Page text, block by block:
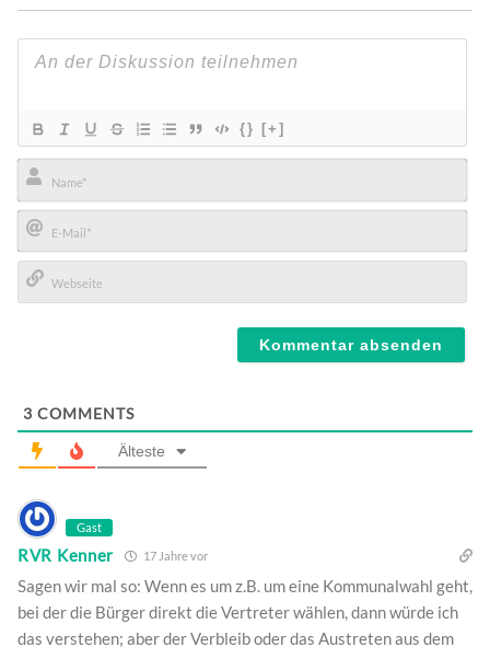
{} [+]
Name*
E-
Mail*
3 COMMENTS
Älteste
Gast
RVR Kenner 17 Jahre vor
Sagen wir mal so: Wenn es um z.B. um eine Kommunalwahl geht,
bei der die Bürger direkt die Vertreter wählen, dann würde ich
das verstehen; aber der Verbleib oder das Austreten aus dem